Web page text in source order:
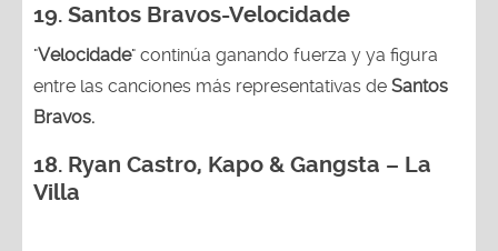
19. Santos Bravos-Velocidade
"Velocidade" continúa ganando fuerza y ya figura
entre las canciones más representativas de Santos
Bravos.
18. Ryan Castro, Kapo & Gangsta – La
Villa